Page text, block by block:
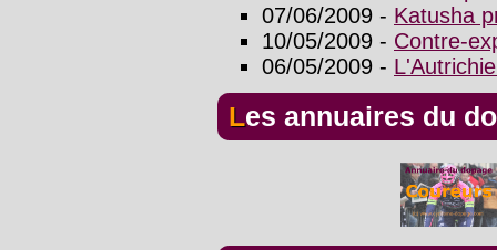
07/06/2009 - Katusha
10/05/2009 - Contre-
06/05/2009 -
Les annuaires du